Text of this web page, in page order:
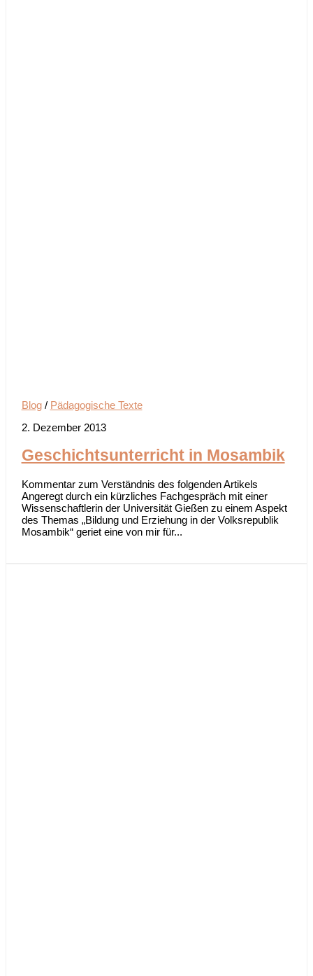
Blog/ Pädagogische Texte
2. Dezember 2013
Geschichtsunterricht in Mosambik
Kommentar zum Verständnis des folgenden Artikels
Angeregt durch ein kürzliches Fachgespräch mit einer
Wissenschaftlerin der Universität Gießen zu einem Aspekt
des Themas „Bildung und Erziehung in der Volksrepublik
Mosambik“ geriet eine von mir für...